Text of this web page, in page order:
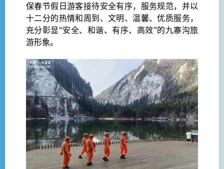
保春节假日游客接待安全有序，服务规范，并以
十二分的热情和周到、文明、温馨、优质服务，
充分彰显“安全、和谐、有序、高效”的九寨沟旅
游形象。